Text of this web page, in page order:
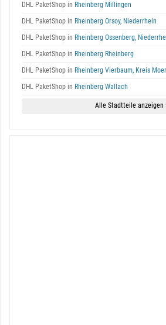
DHL PaketShop in Rheinberg Millingen
DHL PaketShop in Rheinberg Orsoy, Niederrhein
DHL PaketShop in Rheinberg Ossenberg,
DHL PaketShop in Rheinberg Rheinberg
DHL PaketShop in Rheinberg Vierbaum, Kreis
DHL PaketShop in Rheinberg Wallach
Alle Stadtteile anzeigen